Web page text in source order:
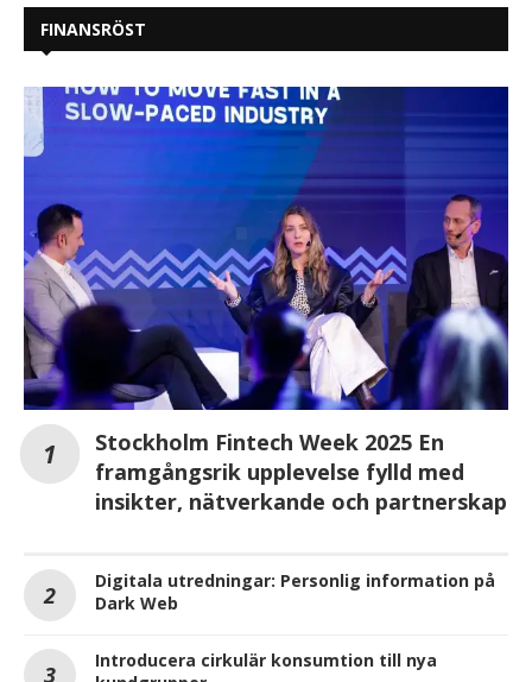
FINANSRÖST
Stockholm Fintech Week 2025 En
framgångsrik upplevelse fylld med
insikter, nätverkande och partnerskap
Digitala utredningar: Personlig information på
Dark Web
Introducera cirkulär konsumtion till nya